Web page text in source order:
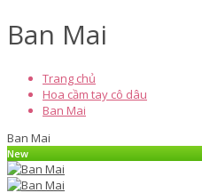
Ban Mai
Trang chủ
Hoa cầm tay cô dâu
Ban Mai
Ban Mai
New